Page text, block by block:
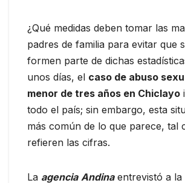
¿Qué medidas deben tomar las
padres de familia para evitar que
formen parte de dichas
unos días, el caso de abuso
menor de tres años en Chiclayo
todo el país; sin embargo, esta
más común de lo que parece, tal
refieren las cifras.
La agencia Andinaentrevistó a la